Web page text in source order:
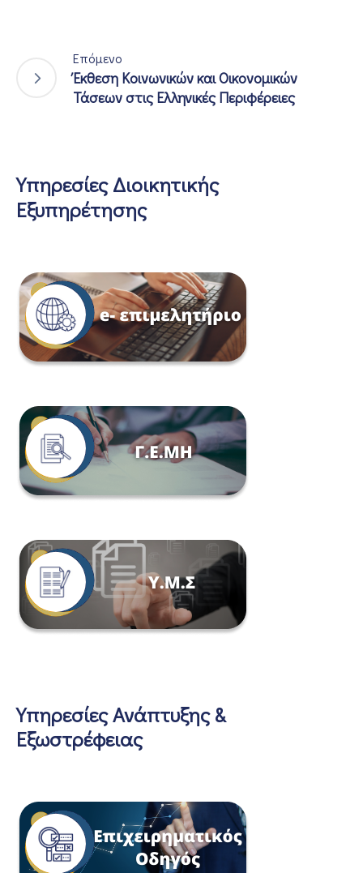
Επόμενο
Έκθεση Κοινωνικών και Οικονομικών
Τάσεων στις Ελληνικές Περιφέρειες
Υπηρεσίες Διοικητικής
Εξυπηρέτησης
Υπηρεσίες Ανάπτυξης &
Εξωστρέφειας